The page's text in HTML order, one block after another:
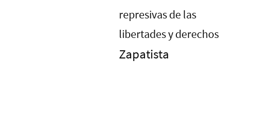
represivas de las
libertades y derechos
Zapatista